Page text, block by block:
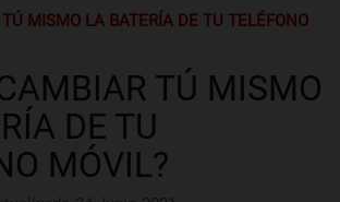
MISMO LA BATERÍA DE TU TELÉFONO
TÚ MISMO
DE TU
MÓVIL?